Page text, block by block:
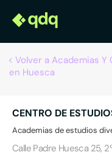
Volver a Academias
en Huesca
CENTRO DE
Academias de estudios
Calle Padre Huesca 25,